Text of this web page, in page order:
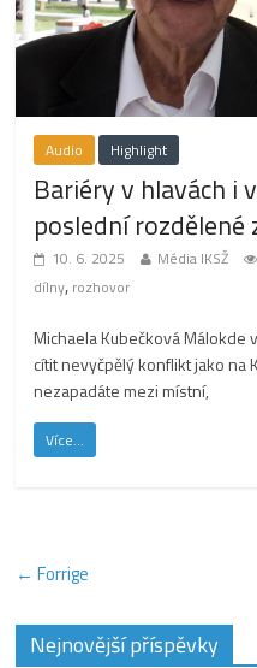
Audio Highlight
Bariéry v hlavách i
poslední rozdělené
10. 6. 2025 Média IKSŽ
dílny, rozhovor
Michaela Kubečková Málokde
cítit nevyčpělý konflikt jako na
nezapadáte mezi místní,
Více...
← Forrige
Nejnovější příspěvky